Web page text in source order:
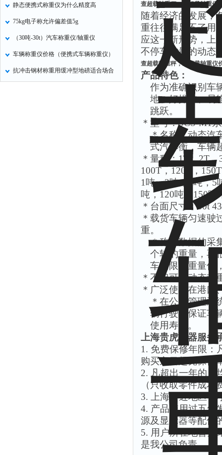
静态便携式称重仪为什么精度高
75kg电子称允许偏差值5g
（30吨-30t）汽车称重仪/轴重仪
车辆称重仪价格（便携式车辆称重仪）
抗冲击钢材称重用缓冲型地磅适合场合
查超载轴重秤，查超载轴重仪
随着经济的发展，
重往往满足不了用
应这一新形势，上
不停车称量的动态
查超载轴重秤，查超载轴重仪
产品特色：
作为准确识别车
地、好操作、易
跳跃。
＊型号：SCS-M1
＊名称：动态汽
式汽车衡，车辆
＊量程：1T ，2T，
100T， 120T ， 150T
1 吨，2吨， 3吨，5
吨，120吨， 150吨
＊台面尺寸： 30t
＊载货车辆匀速驶
重。
＊称重数据的采
个轴的重量，再
车辆限载重量值
＊不但可以动态称
＊广泛使用在港口
＊在公路管理系
辆行驶，保证车
使用寿命。
上海贵虎衡器服务
1. 免费保修年限：
购买之日起凭保修
2. 凡超出一年的，
（只收取零件成本
3.
上海附近地区48
4. 产品使用过五年
源及显示器等配件
5. 用户所在地暂无
是我公司负责